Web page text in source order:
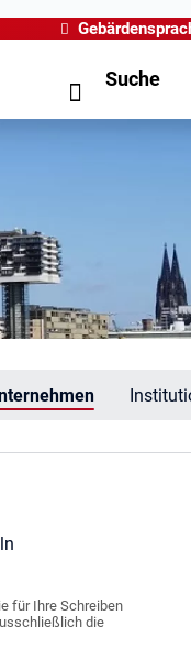
Suche
für Ihre Schreiben
die